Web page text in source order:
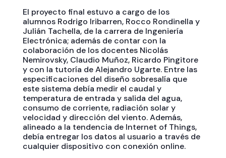
El proyecto final estuvo a cargo de los
alumnos Rodrigo Iribarren, Rocco Rondinella y
Julián Tachella, de la carrera de Ingeniería
Electrónica; además de contar con la
colaboración de los docentes Nicolás
Nemirovsky, Claudio Muñoz, Ricardo Pingitore
y con la tutoría de Alejandro Ugarte. Entre las
especificaciones del diseño sobresalía que
este sistema debía medir el caudal y
temperatura de entrada y salida del agua,
consumo de corriente, radiación solar y
velocidad y dirección del viento. Además,
alineado a la tendencia de Internet of Things,
debía entregar los datos al usuario a través de
cualquier dispositivo con conexión online.